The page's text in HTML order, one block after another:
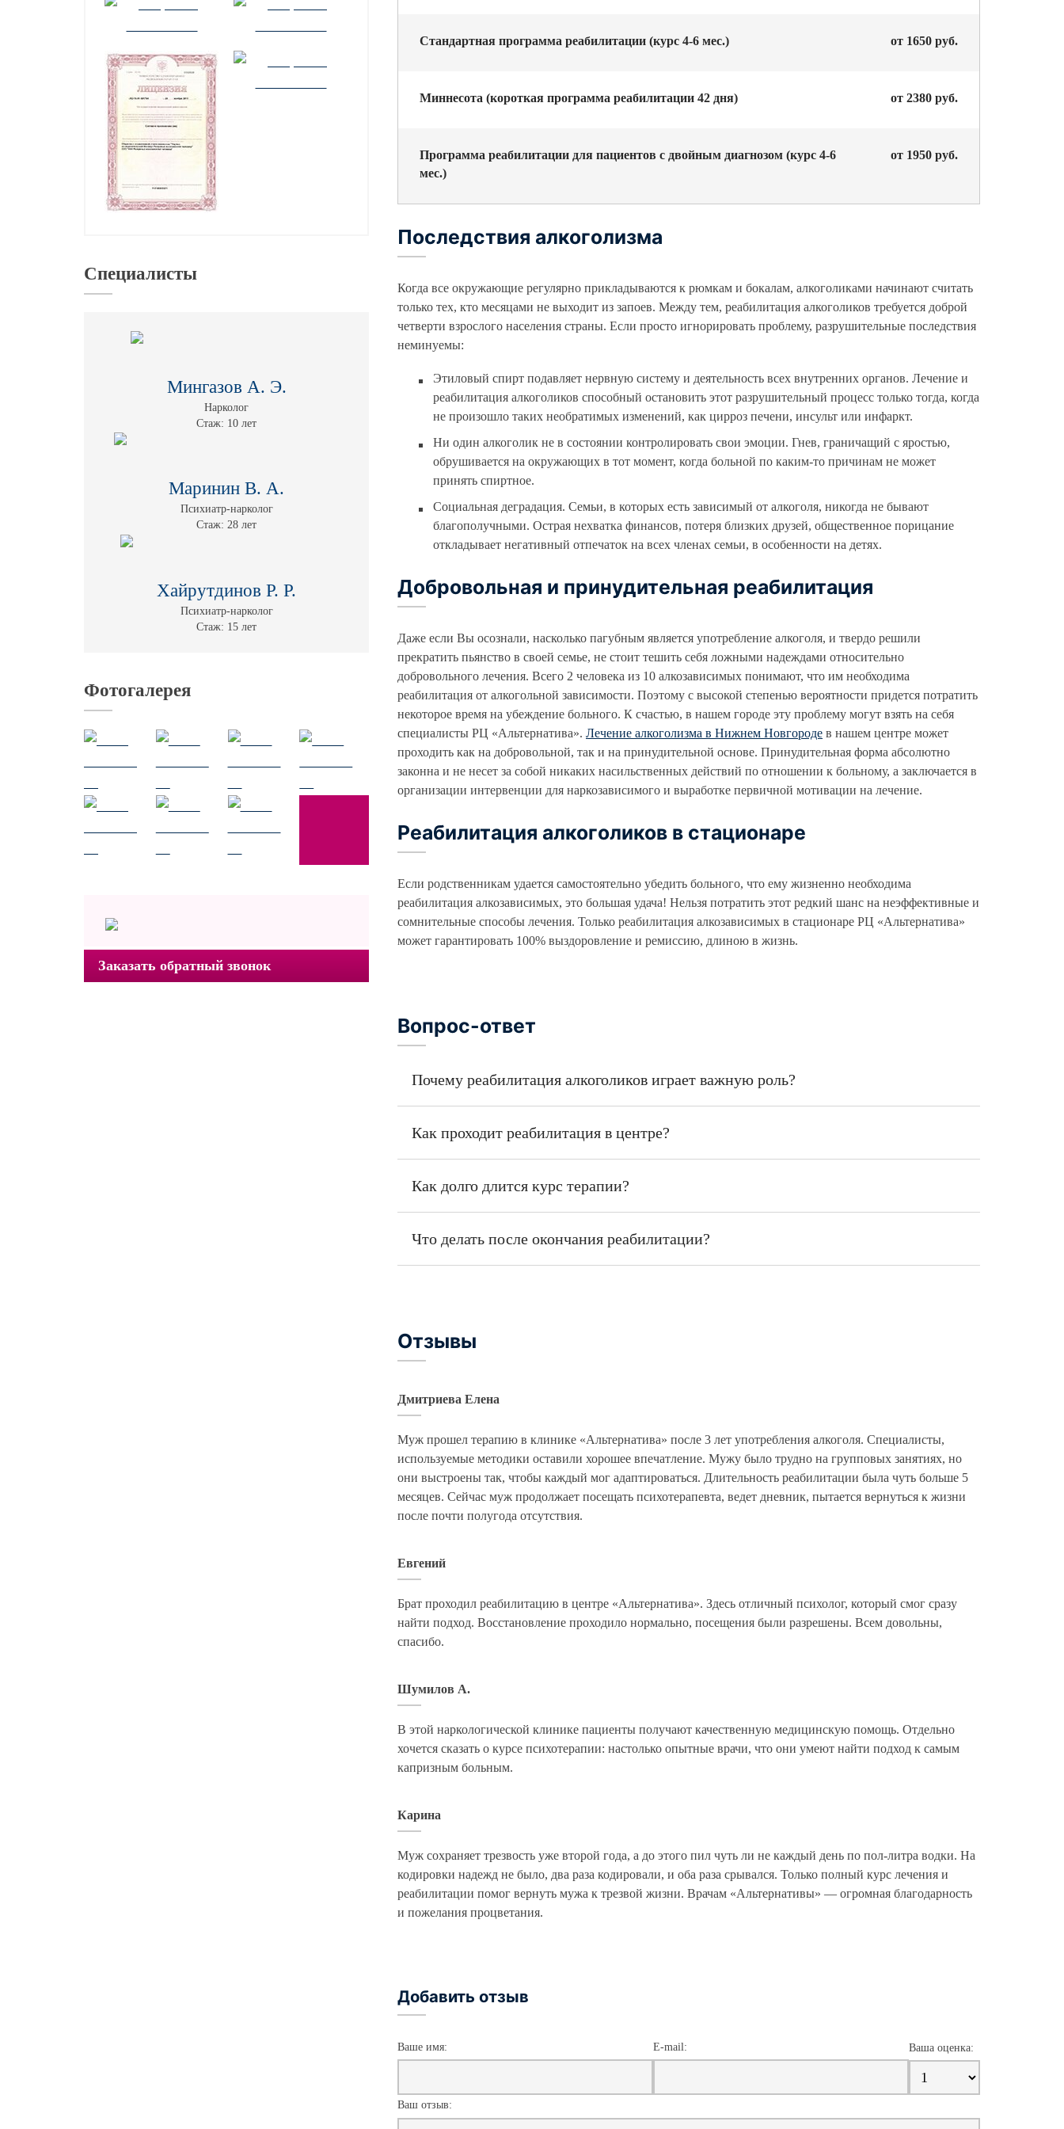
Специалисты
Мингазов А. Э.
Нарколог
Стаж: 10 лет
Маринин В. А.
Психиатр-нарколог
Стаж: 28 лет
Хайрутдинов Р. Р.
Психиатр-нарколог
Стаж: 15 лет
Фотогалерея
Заказать обратный звонок
Стандартная программа реабилитации (курс 4-6 мес.) от 1650 руб.
Миннесота (короткая программа реабилитации 42 дня) от 2380 руб.
Программа реабилитации для пациентов с двойным диагнозом (курс 4-6
мес.)
от 1950 руб.
Последствия алкоголизма
Когда все окружающие регулярно прикладываются к рюмкам и бокалам, алкоголиками начинают считать
только тех, кто месяцами не выходит из запоев. Между тем, реабилитация алкоголиков требуется доброй
четверти взрослого населения страны. Если просто игнорировать проблему, разрушительные последствия
неминуемы:
Этиловый спирт подавляет нервную систему и деятельность всех внутренних органов. Лечение и
реабилитация алкоголиков способный остановить этот разрушительный процесс только тогда, когда
не произошло таких необратимых изменений, как цирроз печени, инсульт или инфаркт.
Ни один алкоголик не в состоянии контролировать свои эмоции. Гнев, граничащий с яростью,
обрушивается на окружающих в тот момент, когда больной по каким-то причинам не может
принять спиртное.
Социальная деградация. Семьи, в которых есть зависимый от алкоголя, никогда не бывают
благополучными. Острая нехватка финансов, потеря близких друзей, общественное порицание
откладывает негативный отпечаток на всех членах семьи, в особенности на детях.
Добровольная и принудительная реабилитация
Даже если Вы осознали, насколько пагубным является употребление алкоголя, и твердо решили
прекратить пьянство в своей семье, не стоит тешить себя ложными надеждами относительно
добровольного лечения. Всего 2 человека из 10 алкозависимых понимают, что им необходима
реабилитация от алкогольной зависимости. Поэтому с высокой степенью вероятности придется потратить
некоторое время на убеждение больного. К счастью, в нашем городе эту проблему могут взять на себя
специалисты РЦ «Альтернатива». Лечение алкоголизма в Нижнем Новгороде в нашем центре может
проходить как на добровольной, так и на принудительной основе. Принудительная форма абсолютно
законна и не несет за собой никаких насильственных действий по отношении к больному, а заключается в
организации интервенции для наркозависимого и выработке первичной мотивации на лечение.
Реабилитация алкоголиков в стационаре
Если родственникам удается самостоятельно убедить больного, что ему жизненно необходима
реабилитация алкозависимых, это большая удача! Нельзя потратить этот редкий шанс на неэффективные и
сомнительные способы лечения. Только реабилитация алкозависимых в стационаре РЦ «Альтернатива»
может гарантировать 100% выздоровление и ремиссию, длиною в жизнь.
Вопрос-ответ
Почему реабилитация алкоголиков играет важную роль?
Как проходит реабилитация в центре?
Как долго длится курс терапии?
Что делать после окончания реабилитации?
Отзывы
Дмитриева Елена
Муж прошел терапию в клинике «Альтернатива» после 3 лет употребления алкоголя. Специалисты,
используемые методики оставили хорошее впечатление. Мужу было трудно на групповых занятиях, но
они выстроены так, чтобы каждый мог адаптироваться. Длительность реабилитации была чуть больше 5
месяцев. Сейчас муж продолжает посещать психотерапевта, ведет дневник, пытается вернуться к жизни
после почти полугода отсутствия.
Евгений
Брат проходил реабилитацию в центре «Альтернатива». Здесь отличный психолог, который смог сразу
найти подход. Восстановление проходило нормально, посещения были разрешены. Всем довольны,
спасибо.
Шумилов А.
В этой наркологической клинике пациенты получают качественную медицинскую помощь. Отдельно
хочется сказать о курсе психотерапии: настолько опытные врачи, что они умеют найти подход к самым
капризным больным.
Карина
Муж сохраняет трезвость уже второй года, а до этого пил чуть ли не каждый день по пол-литра водки. На
кодировки надежд не было, два раза кодировали, и оба раза срывался. Только полный курс лечения и
реабилитации помог вернуть мужа к трезвой жизни. Врачам «Альтернативы» — огромная благодарность
и пожелания процветания.
Добавить отзыв
Ваше имя: E-mail: Ваша оценка:
Ваш отзыв: